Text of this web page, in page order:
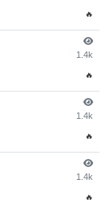
🔥
1.4k
🔥
1.4k
🔥
1.4k
🔥